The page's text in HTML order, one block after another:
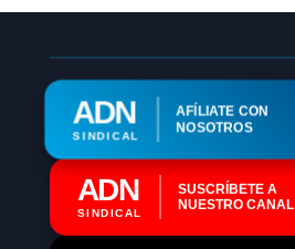
ADN
SINDICAL
AFÍLIATE CON
NOSOTROS
ADN
SINDICAL
SUSCRÍBETE A
NUESTRO CANAL